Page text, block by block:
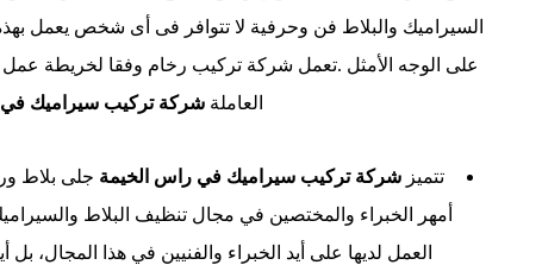
السيراميك والبلاط فن وحرفية لا تتوافر فى أى شخص يعمل
على الوجه الأمثل .تعمل شركة تركيب رخام وفقا لخريطة عمل
العاملة شركة تركيب سيراميك في
تتميزشركة تركيب سيراميك في راس الخيمة جلى بلاط
أمهر الخبراء والمختصين في مجال تنظيف البلاط
العمل لديها على أيد الخبراء والفنيين في هذا المجال،